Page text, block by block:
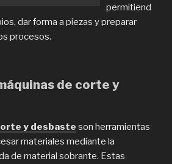
permitiend
dar forma a piezas y preparar
procesos.
de corte y
y desbaste son herramientas
materiales mediante la
de material sobrante. Estas